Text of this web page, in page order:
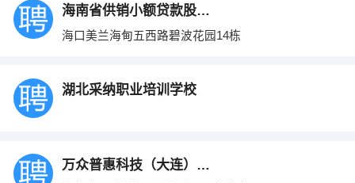
海南省供销小额贷款股份有限公司
海口美兰海甸五西路碧波花园14栋
湖北采纳职业培训学校
万众普惠科技（大连）有限公司海口分公司